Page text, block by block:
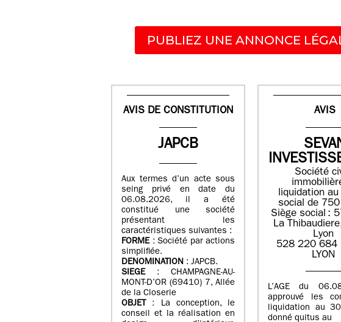
PUBLIEZ UNE ANNONCE
AVIS DE CONSTITUTION
JAPCB
Aux termes d’un acte sous
seing privé en date du
06.08.2026, il a été
constitué une société
présentant les
caractéristiques suivantes :
FORME: Société par actions
simplifiée.
DENOMINATION : JAPCB.
SIEGE: CHAMPAGNE-AU-
MONT-D’OR (69410) 7, Allée
de la Closerie
OBJET : La conception, le
conseil et la réalisation en
AVIS
Société
liquidation ​au
social de
Siège social :
La
Lyon​
​​528 220 684​
LYON​
L’AGE du
approuvé les
liquidation au
donné quitus au